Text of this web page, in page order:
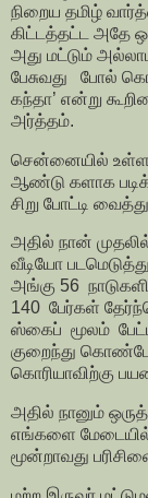
நிறைய தமிழ்
கிட்டத்தட்ட அதே
அது மட்டும்
பேசுவது போல்
கந்தா’ என்று
அர்த்தம்.
சென்னையில் உள்ள
ஆண்டு களாக
சிறு போட்டி
அதில் நான்
வீடியோ
அங்கு 56
140 பேர்கள்
ஸ்கைப் மூலம்
குறைந்து
கொரியாவிற்கு
அதில் நானும்
எங்களை மேடையில்
மூன்றாவது